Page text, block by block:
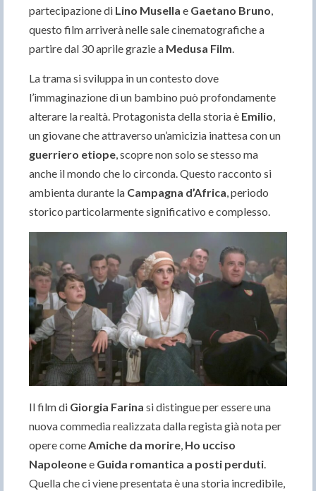
partecipazione di Lino Musella e Gaetano Bruno,
questo film arriverà nelle sale cinematografiche a
partire dal 30 aprile grazie a Medusa Film.
La trama si sviluppa in un contesto dove
l’immaginazione di un bambino può profondamente
alterare la realtà. Protagonista della storia è Emilio,
un giovane che attraverso un’amicizia inattesa con un
guerriero etiope, scopre non solo se stesso ma
anche il mondo che lo circonda. Questo racconto si
ambienta durante la Campagna d’Africa, periodo
storico particolarmente significativo e complesso.
Il film di Giorgia Farina si distingue per essere una
nuova commedia realizzata dalla regista già nota per
opere comeAmiche da morire, Ho ucciso
Napoleonee Guida romantica a posti perduti.
Quella che ci viene presentata è una storia incredibile,